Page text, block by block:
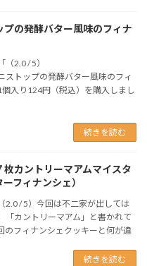
プの発酵バター風味のフィナ
2.0 / 5）
ストップの発酵バター風味のフィ
入り124円（税込）を購入しまし
続きを読む
枚カントリーマアムマイスタ
フィナンシェ）
/ 5）今回は不二家が出しては
「カントリーマアム」と書かれて
のフィナンシェクッキーと何が違
続きを読む